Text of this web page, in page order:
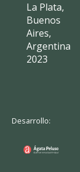
La Plata,
Buenos
Aires,
Argentina
2023
Desarrollo: